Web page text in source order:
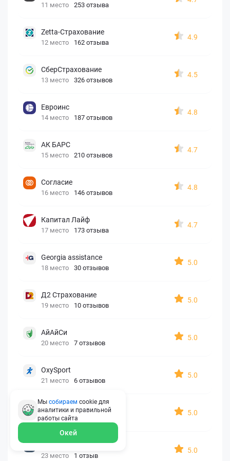
11 место 253 отзыва
Zetta-Страхование
12 место 162 отзыва
4.9
СберСтрахование
13 место 326 отзывов
4.5
Евроинс
14 место 187 отзывов
4.8
АК БАРС
15 место 210 отзывов
4.7
Согласие
16 место 146 отзывов
4.8
Капитал Лайф
17 место 173 отзыва
4.7
Georgia assistance
18 место 30 отзывов
5.0
Д2 Страхование
19 место 10 отзывов
5.0
АйАйСи
20 место 7 отзывов
5.0
OxySport
21 место 6 отзывов
5.0
ERGO AXA
22 место 2 отзыва
5.0
Oxy Travel Premium
23 место 1 отзыв
5.0
Мы собираем cookie для
аналитики и правильной
работы сайта
Окей